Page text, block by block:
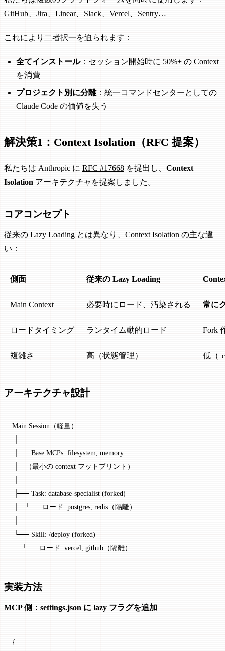
GitHub、Jira、Linear、Slack、Vercel、Sentry…
これにより二者択一を迫られます：
全てインストール：セッション開始時に 50%+ の Context
を消費
プロジェクト別に分離：統一コマンドセンターとしての
Claude Code の価値を失う
解決策1：Context Isolation（RFC 提案）
私たちは Anthropic に RFC #17668 を提出し、 Context
Isolation アーキテクチャを提案しました。
コアコンセプト
従来の Lazy Loading とは異なり、Context Isolation の主な違
い：
側面 従来の Lazy Loading
Main Context 必要時にロード、汚染される 常に
ロードタイミング ランタイム動的ロード Fork
複雑さ 高（状態管理） 低（
アーキテクチャ設計
Main Session（軽量）
├── Base MCPs: filesystem, memory
│   （最小の context フットプリント）
├── Task: database-specialist (forked)
│   └── ロード: postgres, redis（隔離）
└── Skill: /deploy (forked)
     └── ロード: vercel, github（隔離）
実装方法
MCP 側：settings.json に lazy フラグを追加
{